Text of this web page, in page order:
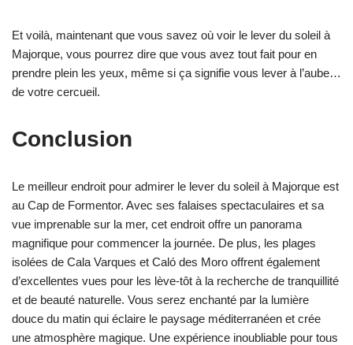
Et voilà, maintenant que vous savez où voir le lever du soleil à
Majorque, vous pourrez dire que vous avez tout fait pour en
prendre plein les yeux, même si ça signifie vous lever à l’aube…
de votre cercueil.
Conclusion
Le meilleur endroit pour admirer le lever du soleil à Majorque est
au Cap de Formentor. Avec ses falaises spectaculaires et sa
vue imprenable sur la mer, cet endroit offre un panorama
magnifique pour commencer la journée. De plus, les plages
isolées de Cala Varques et Caló des Moro offrent également
d’excellentes vues pour les lève-tôt à la recherche de tranquillité
et de beauté naturelle. Vous serez enchanté par la lumière
douce du matin qui éclaire le paysage méditerranéen et crée
une atmosphère magique. Une expérience inoubliable pour tous